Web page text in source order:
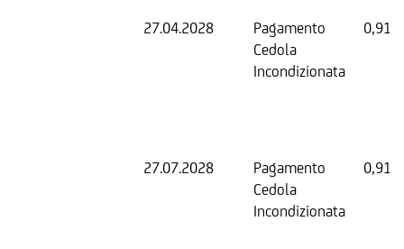
27.04.2028
Pagamento
Cedola
Incondizionata
0,91
27.07.2028
Pagamento
Cedola
Incondizionata
0,91